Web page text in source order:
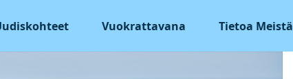
Vuokrattavana Tietoa Meistä